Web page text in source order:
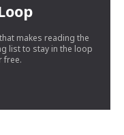
makes reading the
list to stay in the loop
free.